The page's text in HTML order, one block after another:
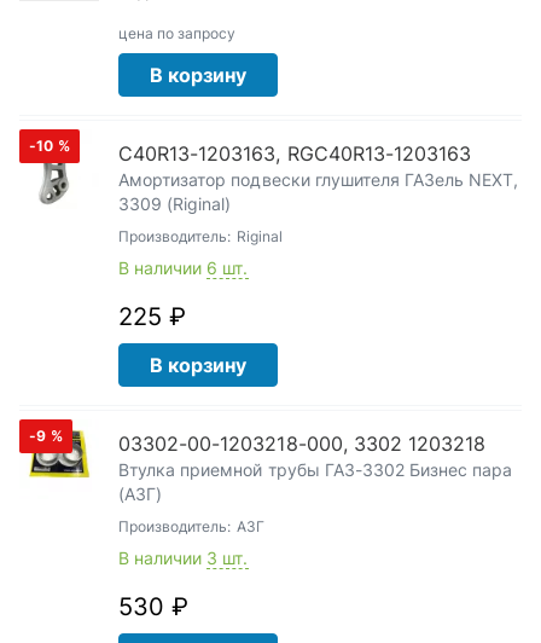
цена по запросу
В корзину
-10 % C40R13-1203163, RGC40R13-1203163
Амортизатор подвески глушителя ГАЗель NEXT,
3309 (Riginal)
Производитель: Riginal
В наличии 6 шт.
225 ₽
В корзину
-9 % 03302-00-1203218-000, 3302 1203218
Втулка приемной трубы ГАЗ-3302 Бизнес пара
(АЗГ)
Производитель: АЗГ
В наличии 3 шт.
530 ₽